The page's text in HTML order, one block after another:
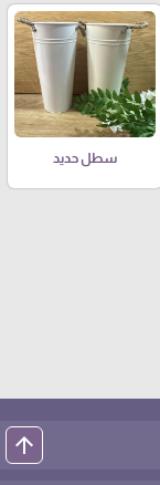
سطل حديد
arrow_upward